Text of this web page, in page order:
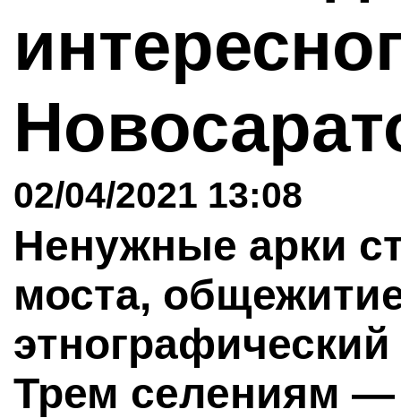
02/04/2021 13:08
Ненужные арки
моста,
Трем селениям —